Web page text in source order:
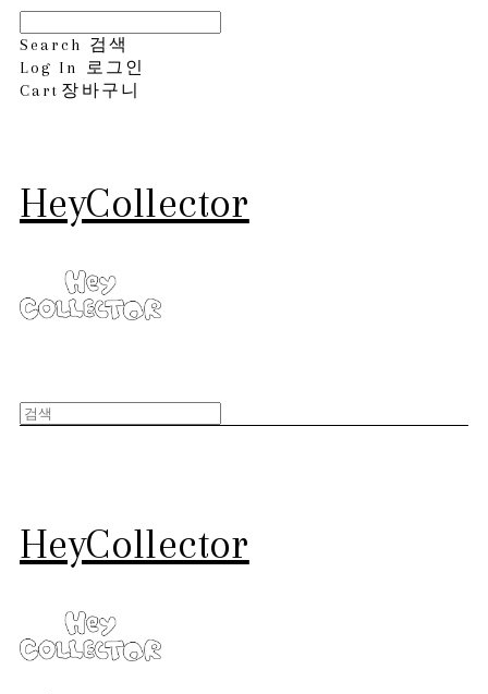
Search 검색
Log In
로그인
Cart 장바구니
HeyCollector
HeyCollector